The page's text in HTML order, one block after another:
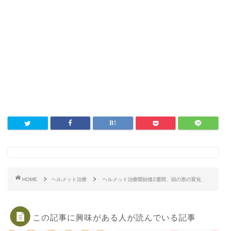
HOME ヘルメット治療 ヘルメット治療開始後2週間、頭の形の変化
この記事に興味がある人が読んでいる記事